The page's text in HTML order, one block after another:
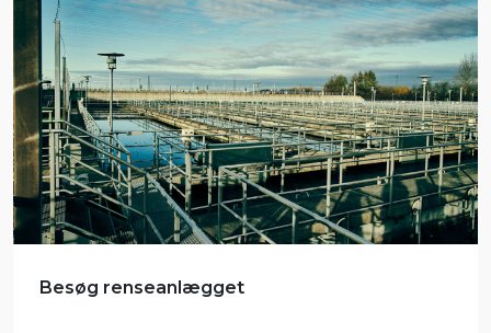
Besøg renseanlægget